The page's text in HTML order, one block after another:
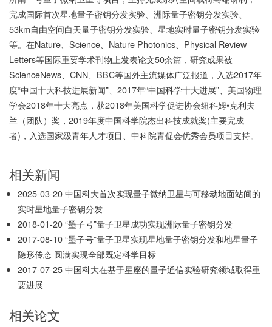
完成国际首次星地量子密钥分发实验、洲际量子密钥分发实验、
53km自由空间白天量子密钥分发实验、星地实时量子密钥分发实验
等。在Nature、Science、Nature Photonics、Physical Review
Letters等国际重要学术刊物上发表论文50余篇，研究成果被
ScienceNews、CNN、BBC等国外主流媒体广泛报道，入选2017年
度“中国十大科技进展新闻”、2017年“中国科学十大进展”、美国物理
学会2018年十大亮点，获2018年美国科学促进协会纽科姆•克利夫
兰（团队）奖，2019年度中国科学院杰出科技成就奖(主要完成
者)，入选国家级青年人才项目、中科院青促会优秀会员项目支持。
相关新闻
2025-03-20 中国科大首次实现量子微纳卫星与可移动地面站间的
实时星地量子密钥分发
2018-01-20 “墨子号”量子卫星成功实现洲际量子密钥分发
2017-08-10 “墨子号”量子卫星实现星地量子密钥分发和地星量子
隐形传态 圆满实现全部既定科学目标
2017-07-25 中国科大在基于星座的量子通信实验研究领域取得重
要进展
相关论文